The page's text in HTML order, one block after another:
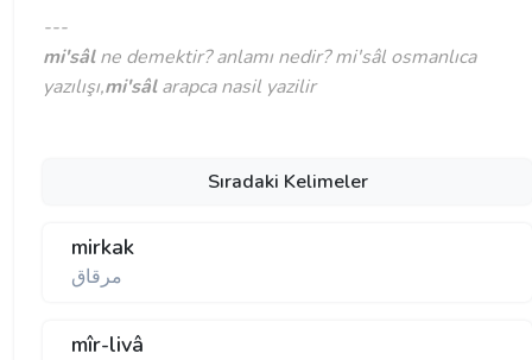
---
mi'sâlne demektir? anlamı nedir? mi'sâl osmanlıca
yazılışı,mi'sâlarapca nasil yazilir
Sıradaki Kelimeler
mirkak
مرقاق
mîr-livâ